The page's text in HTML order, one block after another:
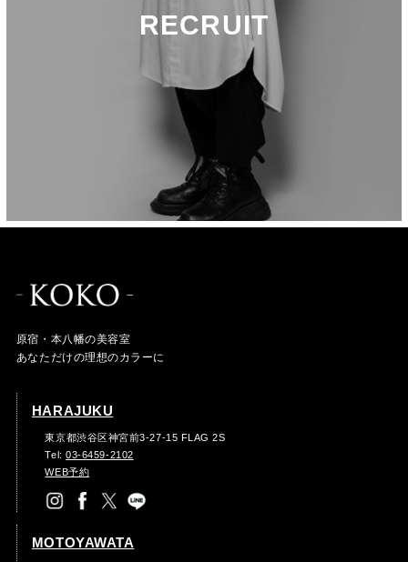
RECRUIT
原宿・本八幡の美容室
あなただけの理想のカラーに
HARAJUKU
東京都渋谷区神宮前3-27-15 FLAG 2S
Tel:03-6459-2102
WEB予約
MOTOYAWATA